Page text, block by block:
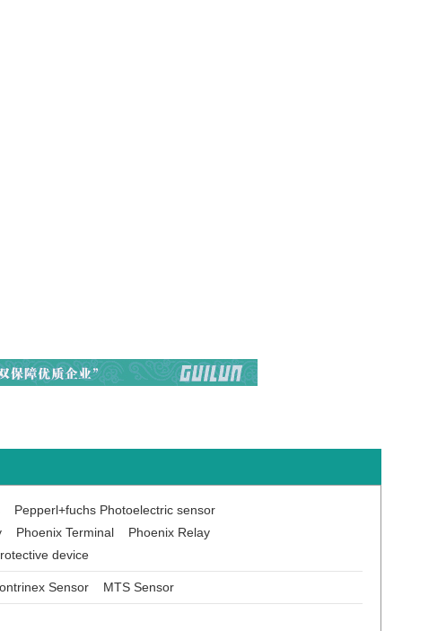
Pepperl+fuchs Photoelectric sensor
Phoenix Terminal
Phoenix Relay
device
Sensor MTS Sensor